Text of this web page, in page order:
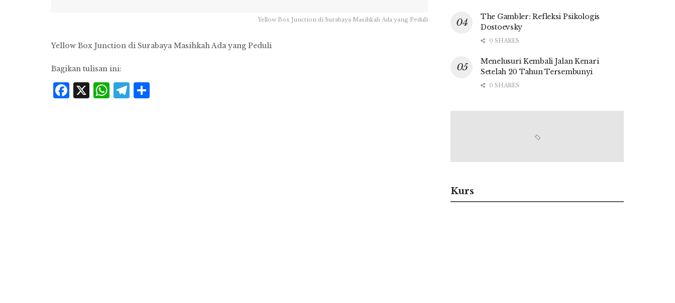
Yellow Box Junction di Surabaya Masihkah Ada yang Peduli
Yellow Box Junction di Surabaya Masihkah Ada yang Peduli
Bagikan tulisan ini:
Facebook
X WhatsApp
Telegram
The Gambler: Refleksi Psikologis
Dostoevsky
0 SHARES
Menelusuri Kembali Jalan Kenari
Setelah 20 Tahun Tersembunyi
0 SHARES
Kurs